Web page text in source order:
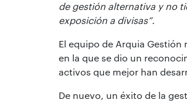
de gestión alternativa y no
exposición a divisas”.
El equipo de Arquia Gestión
en la que se dio un
activos que mejor han
De nuevo, un éxito de la